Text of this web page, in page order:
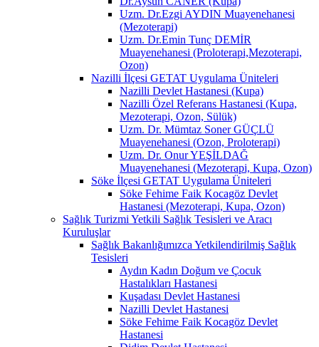
Uzm. Dr.Ezgi AYDIN Muayenehanesi
(Mezoterapi)
Uzm. Dr.Emin Tunç DEMİR
Muayenehanesi (Proloterapi,Mezoterapi,
Ozon)
Nazilli İlçesi GETAT Uygulama Üniteleri
Nazilli Devlet Hastanesi (Kupa)
Nazilli Özel Referans Hastanesi (Kupa,
Mezoterapi, Ozon, Sülük)
Uzm. Dr. Mümtaz Soner GÜÇLÜ
Muayenehanesi (Ozon, Proloterapi)
Uzm. Dr. Onur YEŞİLDAĞ
Muayenehanesi (Mezoterapi, Kupa, Ozon)
Söke İlçesi GETAT Uygulama Üniteleri
Söke Fehime Faik Kocagöz Devlet
Hastanesi (Mezoterapi, Kupa, Ozon)
Sağlık Turizmi Yetkili Sağlık Tesisleri ve Aracı
Kuruluşlar
Sağlık Bakanlığımızca Yetkilendirilmiş Sağlık
Tesisleri
Aydın Kadın Doğum ve Çocuk
Hastalıkları Hastanesi
Kuşadası Devlet Hastanesi
Nazilli Devlet Hastanesi
Söke Fehime Faik Kocagöz Devlet
Hastanesi